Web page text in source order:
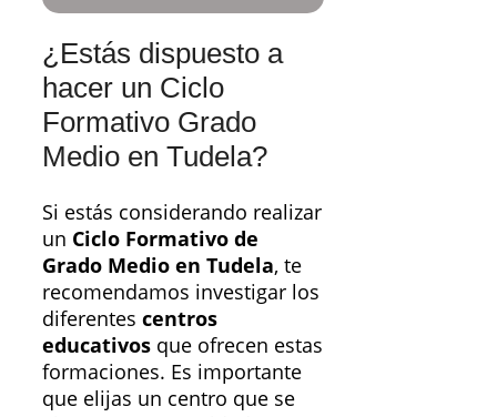
¿Estás dispuesto a
hacer un Ciclo
Formativo Grado
Medio en Tudela?
Si estás considerando realizar
un Ciclo Formativo de
Grado Medio en Tudela, te
recomendamos investigar los
diferentes centros
educativos que ofrecen estas
formaciones. Es importante
que elijas un centro que se